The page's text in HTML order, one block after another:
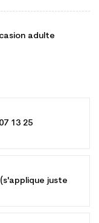
adulte
13 25
juste